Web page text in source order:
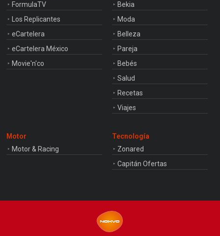
FormulaTV
Los Replicantes
eCartelera
eCartelera México
Movie'n'co
Bekia
Moda
Belleza
Pareja
Bebés
Salud
Recetas
Viajes
Motor
Motor & Racing
Tecnología
Zonared
Capitán Ofertas